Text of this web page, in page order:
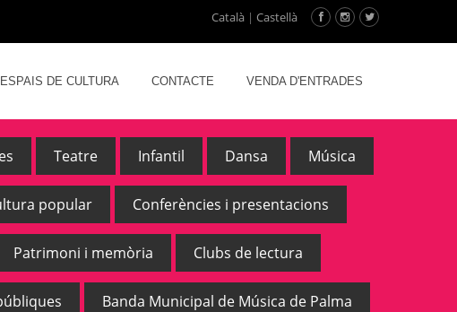
Català | Castellà
ESPAIS DE CULTURA CONTACTE VENDA D'ENTRADES
Teatre Infantil Dansa Música
popular Conferències i presentacions
Patrimoni i memòria Clubs de lectura
Banda Municipal de Música de Palma